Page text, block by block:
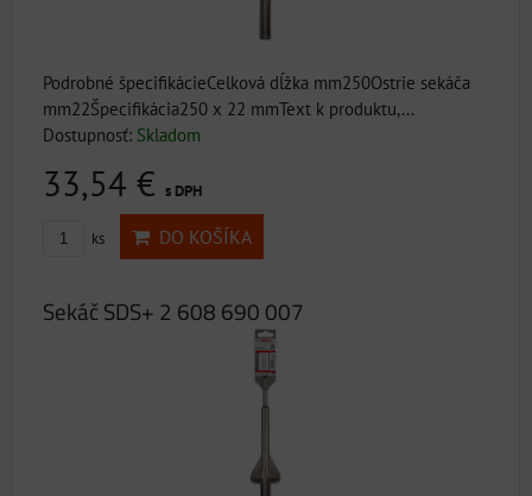
Podrobné špecifikácieCelková dĺžka mm250Ostrie sekáča
mm22Špecifikácia250 x 22 mmText k produktu,...
Dostupnosť: Skladom
33,54 € s DPH
ks DO KOŠÍKA
Sekáč SDS+ 2 608 690 007